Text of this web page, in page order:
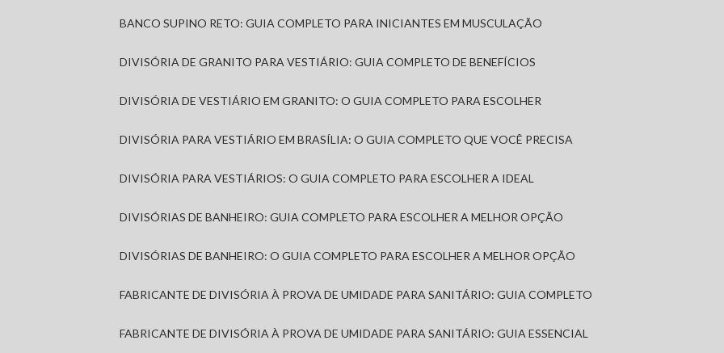
BANCO SUPINO RETO: GUIA COMPLETO PARA INICIANTES EM MUSCULAÇÃO
DIVISÓRIA DE GRANITO PARA VESTIÁRIO: GUIA COMPLETO DE BENEFÍCIOS
DIVISÓRIA DE VESTIÁRIO EM GRANITO: O GUIA COMPLETO PARA ESCOLHER
DIVISÓRIA PARA VESTIÁRIO EM BRASÍLIA: O GUIA COMPLETO QUE VOCÊ PRECISA
DIVISÓRIA PARA VESTIÁRIOS: O GUIA COMPLETO PARA ESCOLHER A IDEAL
DIVISÓRIAS DE BANHEIRO: GUIA COMPLETO PARA ESCOLHER A MELHOR OPÇÃO
DIVISÓRIAS DE BANHEIRO: O GUIA COMPLETO PARA ESCOLHER A MELHOR OPÇÃO
FABRICANTE DE DIVISÓRIA À PROVA DE UMIDADE PARA SANITÁRIO: GUIA COMPLETO
FABRICANTE DE DIVISÓRIA À PROVA DE UMIDADE PARA SANITÁRIO: GUIA ESSENCIAL